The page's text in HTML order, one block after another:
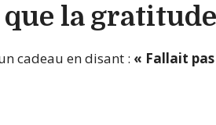
que la
cadeau en disant : « Fallait